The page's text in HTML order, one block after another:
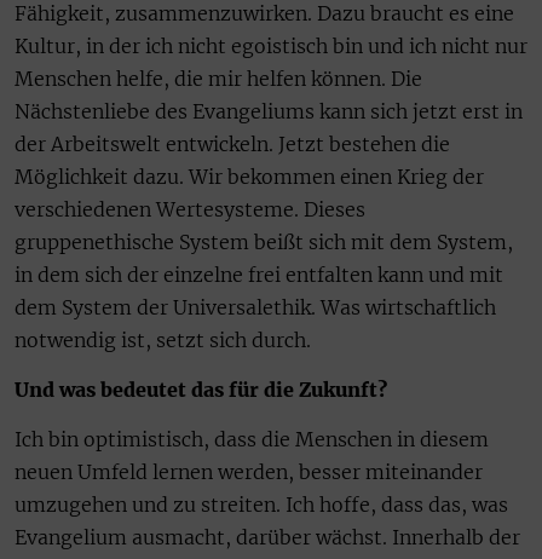
Fähigkeit, zusammenzuwirken. Dazu braucht es eine
Kultur, in der ich nicht egoistisch bin und ich nicht nur
Menschen helfe, die mir helfen können. Die
Nächstenliebe des Evangeliums kann sich jetzt erst in
der Arbeitswelt entwickeln. Jetzt bestehen die
Möglichkeit dazu. Wir bekommen einen Krieg der
verschiedenen Wertesysteme. Dieses
gruppenethische System beißt sich mit dem System,
in dem sich der einzelne frei entfalten kann und mit
dem System der Universalethik. Was wirtschaftlich
notwendig ist, setzt sich durch.
Und was bedeutet das für die Zukunft?
Ich bin optimistisch, dass die Menschen in diesem
neuen Umfeld lernen werden, besser miteinander
umzugehen und zu streiten. Ich hoffe, dass das, was
Evangelium ausmacht, darüber wächst. Innerhalb der